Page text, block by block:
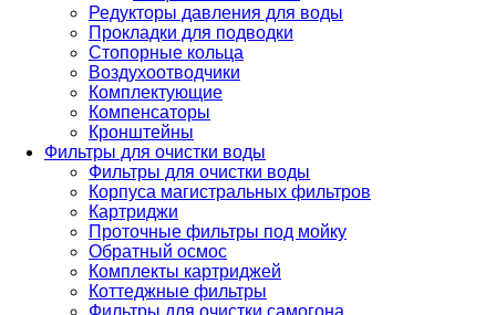
Редукторы давления для воды
Прокладки для подводки
Стопорные кольца
Воздухоотводчики
Комплектующие
Компенсаторы
Кронштейны
Фильтры для очистки воды
Фильтры для очистки воды
Корпуса магистральных фильтров
Картриджи
Проточные фильтры под мойку
Обратный осмос
Комплекты картриджей
Коттеджные фильтры